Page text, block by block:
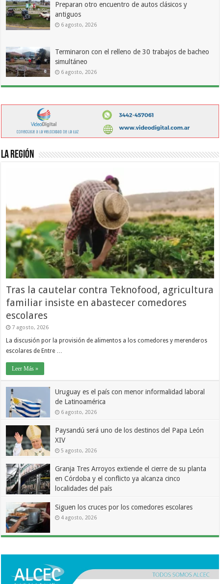
Preparan otro encuentro de autos clásicos y
antiguos
6 agosto, 2026
Terminaron con el relleno de 30 trabajos de bacheo
simultáneo
6 agosto, 2026
La Región
Tras la cautelar contra Teknofood, agricultura
familiar insiste en abastecer comedores
escolares
7 agosto, 2026
La discusión por la provisión de alimentos a los comedores y merenderos
escolares de Entre …
Leer Más »
Uruguay es el país con menor informalidad laboral
de Latinoamérica
6 agosto, 2026
Paysandú será uno de los destinos del Papa León
XIV
5 agosto, 2026
Granja Tres Arroyos extiende el cierre de su planta
en Córdoba y el conflicto ya alcanza cinco
localidades del país
Siguen los cruces por los comedores escolares
4 agosto, 2026